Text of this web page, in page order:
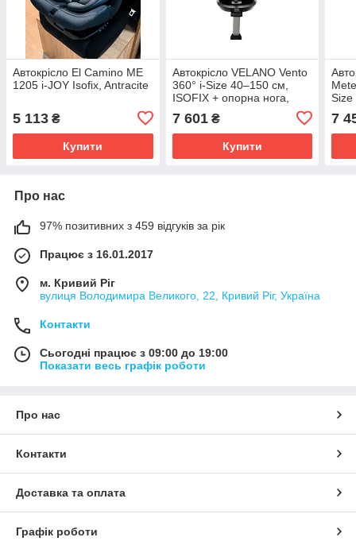
Автокрісло El Camino ME
1205 i-JOY Isofix, Antracite
5 113 ₴
Купити
Автокрісло VELANO Vento
360° i-Size 40–150 см,
ISOFIX + опорна нога,
7 601₴
Купити
Size
7
Про нас
97% позитивних з 459 відгуків за рік
Працює з 16.01.2017
м. Кривий Ріг
вулиця Володимира Великого, 22, Кривий Ріг, Україна
Контакти
Сьогодні працює з 09:00 до 19:00
Показати весь графік роботи
Про нас
Контакти
Доставка та оплата
Графік роботи